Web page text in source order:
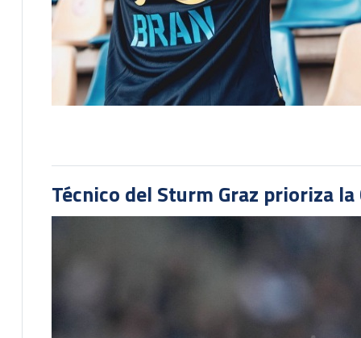
Técnico del Sturm Graz prioriza